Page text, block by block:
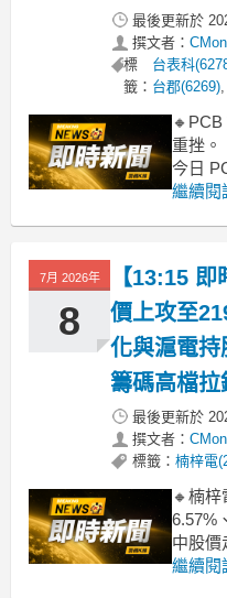
最後更新於
撰文者：
標
籤：
台表科
台郡(6269)
重挫。
今日
空。主
使漲
逆勢漲
�
繼續閱
7月 2026年
8
【13:15
價上攻至
化與滬電持
籌碼高檔拉
最後更新於
撰文者：
標籤： 楠梓電
🔸楠梓
6.57%
中股價
延續先
繼續閱